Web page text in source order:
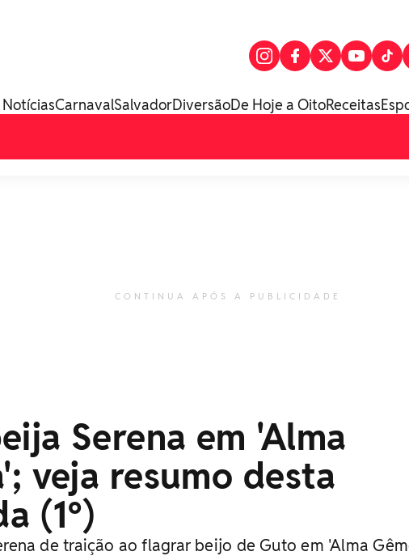
CarnavalSalvadorDiversãoDe Hoje a OitoReceitas
CONTINUA APÓS A PUBLICIDADE
Serena em 'Alma
veja resumo desta
(1º)
de traição ao flagrar beijo de Guto em 'Alma